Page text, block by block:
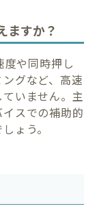
ますか？
や同時押し
グなど、高速
いません。主
スでの補助的
ょう。